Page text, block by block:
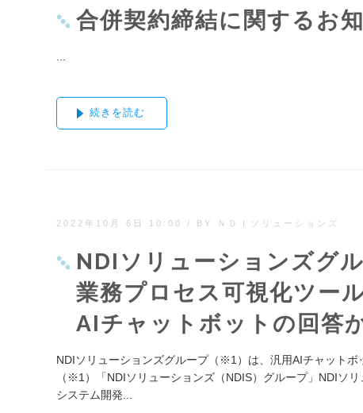
合併契約締結に関するお
...
続きを読む
2022年10月 6日 10:00 / BY ＮＤＩソリューションズ
NDIソリューションズグ
業務プロセス可視化ツー
AIチャットボットの回答
NDIソリューションズグループ（※1）は、汎用AIチャットボ
（※1）「NDIソリューションズ（NDIS）グループ」NDIソ
システム開発...